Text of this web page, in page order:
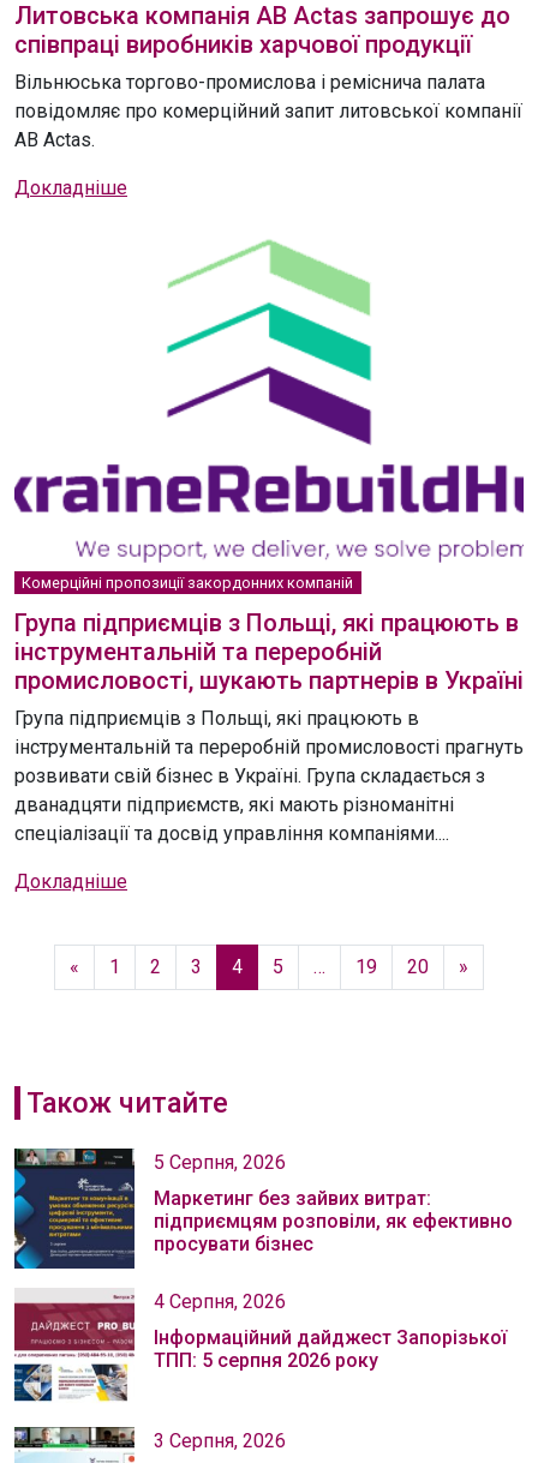
Литовська компанія AB Actas запрошує до
співпраці виробників харчової продукції
Вільнюська торгово-промислова і реміснича палата
повідомляє про комерційний запит литовської компанії
AB Actas.
Докладніше
Комерційні пропозиції закордонних компаній
Група підприємців з Польщі, які працюють в
інструментальній та переробній
промисловості, шукають партнерів в Україні
Група підприємців з Польщі, які працюють в
інструментальній та переробній промисловості прагнуть
розвивати свій бізнес в Україні. Група складається з
дванадцяти підприємств, які мають різноманітні
спеціалізації та досвід управління компаніями....
Докладніше
« 1 2 3 4 5 … 19 20 »
Також читайте
5 Серпня, 2026
Маркетинг без зайвих витрат:
підприємцям розповіли, як ефективно
просувати бізнес
4 Серпня, 2026
Інформаційний дайджест Запорізької
ТПП: 5 серпня 2026 року
3 Серпня, 2026